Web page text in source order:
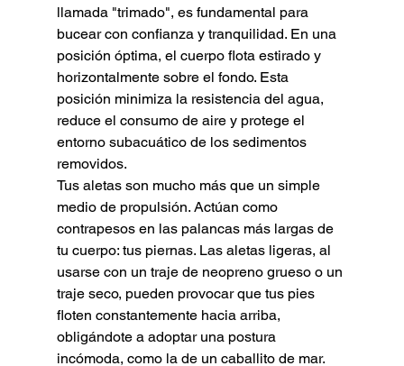
llamada "trimado", es fundamental para
bucear con confianza y tranquilidad. En una
posición óptima, el cuerpo flota estirado y
horizontalmente sobre el fondo. Esta
posición minimiza la resistencia del agua,
reduce el consumo de aire y protege el
entorno subacuático de los sedimentos
removidos.
Tus aletas son mucho más que un simple
medio de propulsión. Actúan como
contrapesos en las palancas más largas de
tu cuerpo: tus piernas. Las aletas ligeras, al
usarse con un traje de neopreno grueso o un
traje seco, pueden provocar que tus pies
floten constantemente hacia arriba,
obligándote a adoptar una postura
incómoda, como la de un caballito de mar.